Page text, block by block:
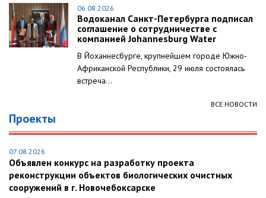
06.08.2026
Водоканал Санкт-Петербурга подписал
соглашение о сотрудничестве с
компанией Johannesburg Water
В Йоханнесбурге, крупнейшем городе Южно-
Африканской Республики, 29 июля состоялась
встреча...
ВСЕ НОВОСТИ
Проекты
07.08.2026
Объявлен конкурс на разработку проекта
реконструкции объектов биологических очистных
сооружений в г. Новочебоксарске